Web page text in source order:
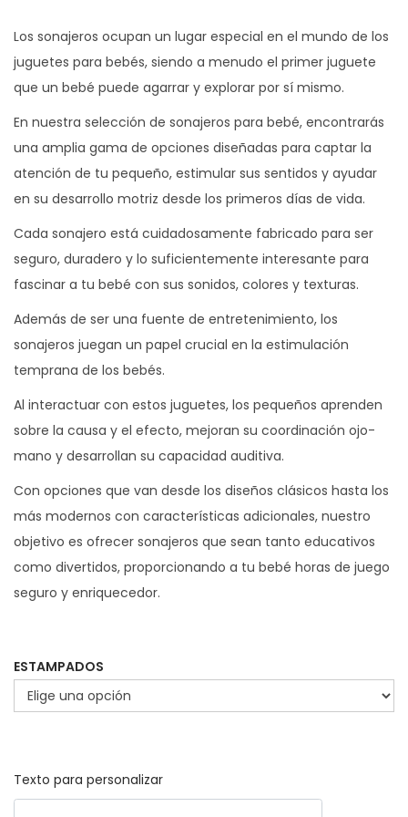
Los sonajeros ocupan un lugar especial en el mundo de los
juguetes para bebés, siendo a menudo el primer juguete
que un bebé puede agarrar y explorar por sí mismo.
En nuestra selección de sonajeros para bebé, encontrarás
una amplia gama de opciones diseñadas para captar la
atención de tu pequeño, estimular sus sentidos y ayudar
en su desarrollo motriz desde los primeros días de vida.
Cada sonajero está cuidadosamente fabricado para ser
seguro, duradero y lo suficientemente interesante para
fascinar a tu bebé con sus sonidos, colores y texturas.
Además de ser una fuente de entretenimiento, los
sonajeros juegan un papel crucial en la estimulación
temprana de los bebés.
Al interactuar con estos juguetes, los pequeños aprenden
sobre la causa y el efecto, mejoran su coordinación ojo-
mano y desarrollan su capacidad auditiva.
Con opciones que van desde los diseños clásicos hasta los
más modernos con características adicionales, nuestro
objetivo es ofrecer sonajeros que sean tanto educativos
como divertidos, proporcionando a tu bebé horas de juego
seguro y enriquecedor.
ESTAMPADOS
Texto para personalizar